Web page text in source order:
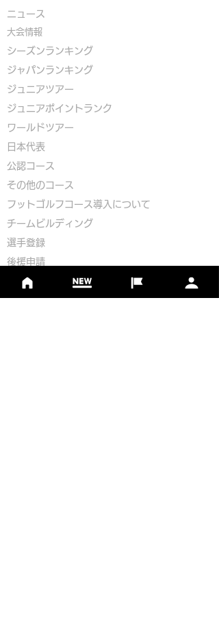
​ニュース
大会情報
シーズンランキング
ジャパンランキング
ジュニアツアー
ジュニアポイントランク
​ワールドツアー
​​日本代表
公認コース
​その他のコース
​ フットゴルフコース導入について
​チームビルディング
選手登録​
​後援申請
​イベント依頼
プライバシーポリシー